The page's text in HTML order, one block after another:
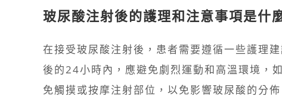
玻尿酸注射後的護理和注意事項是什
在接受玻尿酸注射後，患者需要遵循一些護理
後的24小時內，應避免劇烈運動和高溫環境，
免觸摸或按摩注射部位，以免影響玻尿酸的分